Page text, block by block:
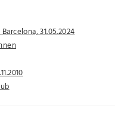
31.05.2024